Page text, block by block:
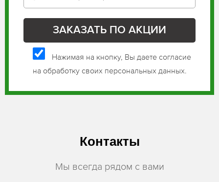
Нажимая на кнопку, Вы даете согласие
на обработку своих персональных данных.
Контакты
Мы всегда рядом с вами